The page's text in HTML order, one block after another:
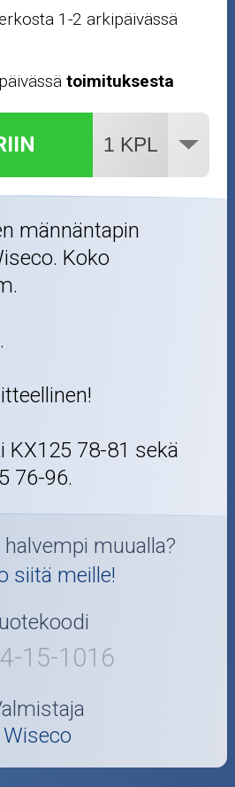
1-2 arkipäivässä
toimituksesta
männäntapin
Koko
KX125 78-81 sekä
76-96.
muualla?
siitä meille!
15-1016
Wiseco